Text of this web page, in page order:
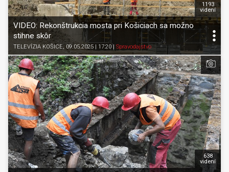
VIDEO: Rekonštrukcia mosta pri Košiciach sa možno
stihne skôr
TELEVÍZIA KOŠICE, 09.05.2025 | 17:20| Spravodajstvo
1193
videní
638
videní